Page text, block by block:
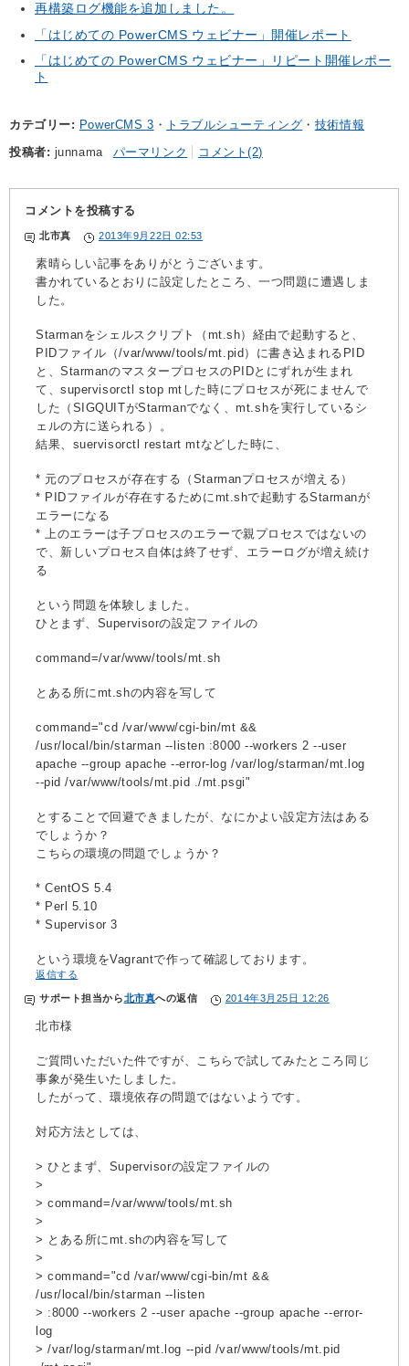
再構築ログ機能を追加しました。
「はじめての PowerCMS ウェビナー」開催レポート
「はじめての PowerCMS ウェビナー」リピート開催レポー
ト
カテゴリー PowerCMS 3 トラブルシューティング
技術情報
投稿者
junnama パーマリンク コメント(2)
コメントを投稿する
北市真 2013年9月22日 02:53
素晴らしい記事をありがとうございます。
書かれているとおりに設定したところ、一つ問題に遭遇しま
した。
Starmanをシェルスクリプト（mt.sh）経由で起動すると、
PIDファイル（/var/www/tools/mt.pid）に書き込まれるPID
と、StarmanのマスタープロセスのPIDとにずれが生まれ
て、supervisorctl stop mtした時にプロセスが死にませんで
した（SIGQUITがStarmanでなく、mt.shを実行しているシ
ェルの方に送られる）。
結果、suervisorctl restart mtなどした時に、
* 元のプロセスが存在する（Starmanプロセスが増える）
* PIDファイルが存在するためにmt.shで起動するStarmanが
エラーになる
* 上のエラーは子プロセスのエラーで親プロセスではないの
で、新しいプロセス自体は終了せず、エラーログが増え続け
る
という問題を体験しました。
ひとまず、Supervisorの設定ファイルの
command=/var/www/tools/mt.sh
とある所にmt.shの内容を写して
command="cd /var/www/cgi-bin/mt &&
/usr/local/bin/starman --listen :8000 --workers 2 --user
apache --group apache --error-log /var/log/starman/mt.log
--pid /var/www/tools/mt.pid ./mt.psgi"
とすることで回避できましたが、なにかよい設定方法はある
でしょうか？
こちらの環境の問題でしょうか？
* CentOS 5.4
* Perl 5.10
* Supervisor 3
という環境をVagrantで作って確認しております。
返信する
サポート担当から北市真への返信 2014年3月25日 12:26
北市様
ご質問いただいた件ですが、こちらで試してみたところ同じ
事象が発生いたしました。
したがって、環境依存の問題ではないようです。
対応方法としては、
> ひとまず、Supervisorの設定ファイルの
>
> command=/var/www/tools/mt.sh
>
> とある所にmt.shの内容を写して
>
> command="cd /var/www/cgi-bin/mt &&
/usr/local/bin/starman --listen
> :8000 --workers 2 --user apache --group apache --error-
log
> /var/log/starman/mt.log --pid /var/www/tools/mt.pid